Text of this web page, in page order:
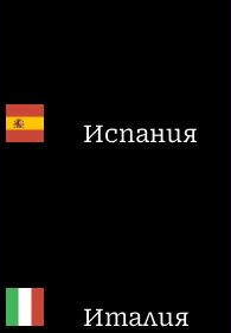
Испания
Италия